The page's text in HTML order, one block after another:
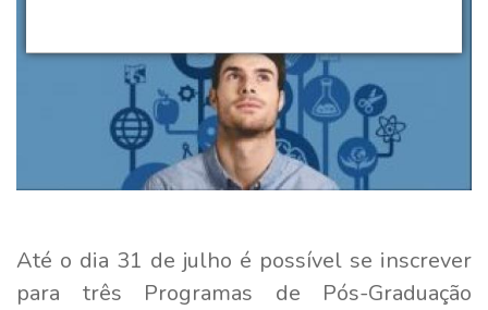
Até o dia 31 de julho é possível se inscrever
para três Programas de Pós-Graduação